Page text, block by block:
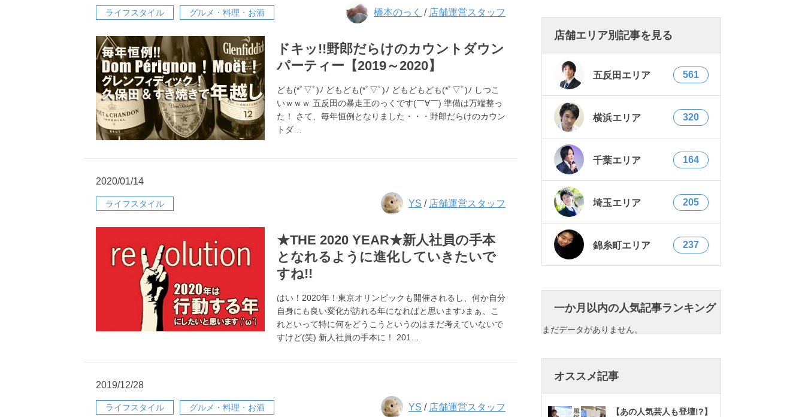
ライフスタイル グルメ・料理・お酒 橋本のっく / 店舗運営スタッフ
ドキッ!!野郎だらけのカウントダウン
パーティー【2019～2020】
ども(*ﾟ▽ﾟ)ﾉ どもども(*ﾟ▽ﾟ)ﾉ どもどもども(*ﾟ▽ﾟ)ﾉ しつこ
いｗｗｗ 五反田の暴走王のっくです(￣∀￣) 準備は万端整っ
た！ さて、毎年恒例となりました・・・野郎だらけのカウン
トダ…
2020/01/14
ライフスタイル YS / 店舗運営スタッフ
★THE 2020 YEAR★新人社員の手本
となれるように進化していきたいで
すね!!
はい！2020年！東京オリンピックも開催されるし、何か自分
自身にも良い変化が訪れる年になればと思います♪まぁ、こ
れといって特に何をどうこうというのはまだ考えていないで
すけど(笑) 新人社員の手本に！ 201…
2019/12/28
ライフスタイル グルメ・料理・お酒 YS / 店舗運営スタッフ
店舗エリア別記事を見る
五反田エリア 561
横浜エリア 320
千葉エリア 164
埼玉エリア 205
錦糸町エリア 237
一か月以内の人気記事ランキング
まだデータがありません。
オススメ記事
【あの人気芸人も登壇!?】